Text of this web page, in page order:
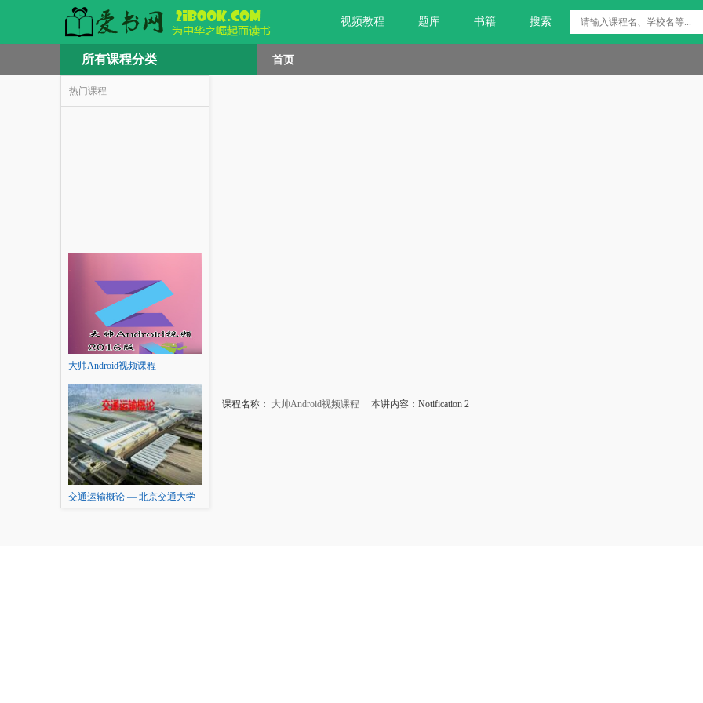
视频教程 题库 书籍 搜索
所有课程分类 首页
热门课程
大帅Android视频课程
交通运输概论 — 北京交通大学
课程名称： 大帅Android视频课程 本讲内容：Notification 2